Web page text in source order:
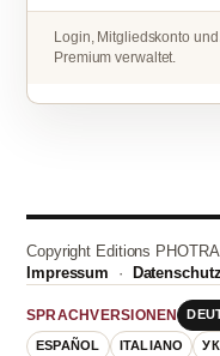
Login, Mitgliedskonto
Premium verwaltet.
Copyright Editions
Impressum · Datenschutz
SPRACHVERSIONEN
ESPAÑOL ITALIANO